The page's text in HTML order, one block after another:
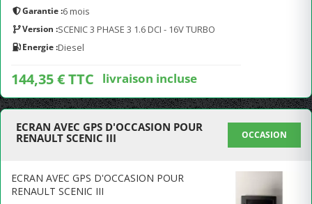
Garantie :6 mois
Version :SCENIC 3 PHASE 3 1.6 DCI - 16V TURBO
Energie :Diesel
144,35 € TTC livraison incluse
ECRAN AVEC GPS D'OCCASION POUR
RENAULT SCENIC III
OCCASION
ECRAN AVEC GPS D'OCCASION POUR
RENAULT SCENIC III